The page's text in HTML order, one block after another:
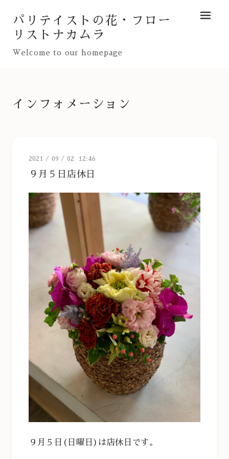
パリテイストの花・フロー
リストナカムラ
Welcome to our homepage
メニュ
インフォメーション
2021 / 09 / 02 12:46
９月５日店休日
９月５日(日曜日)は店休日です。